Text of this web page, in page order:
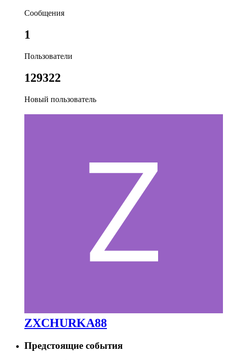
Сообщения
1
Пользователи
129322
Новый пользователь
ZXCHURKA88
Предстоящие события